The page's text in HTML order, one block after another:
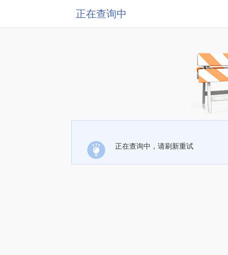
正在查询中
正在查询中，请刷新重试